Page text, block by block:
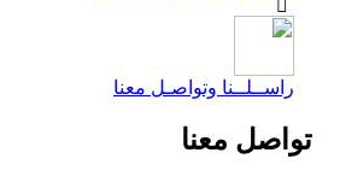
راســلــنا وتواصـل معنا
تواصل معنا